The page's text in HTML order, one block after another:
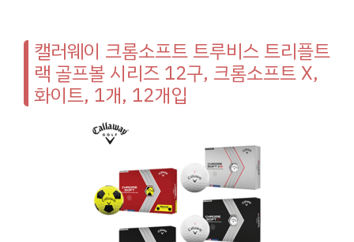
캘러웨이 크롬소프트 트루비스 트리플트
랙 골프볼 시리즈 12구, 크롬소프트 X,
화이트, 1개, 12개입